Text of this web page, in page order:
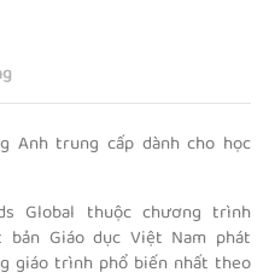
Anh trung cấp dành cho học
Global thuộc chương trình
bản Giáo dục Việt Nam phát
giáo trình phổ biến nhất theo